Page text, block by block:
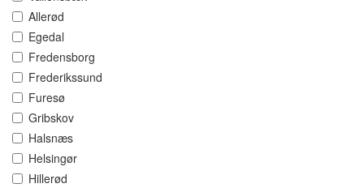
Allerød
Egedal
Fredensborg
Frederikssund
Furesø
Gribskov
Halsnæs
Helsingør
Hillerød